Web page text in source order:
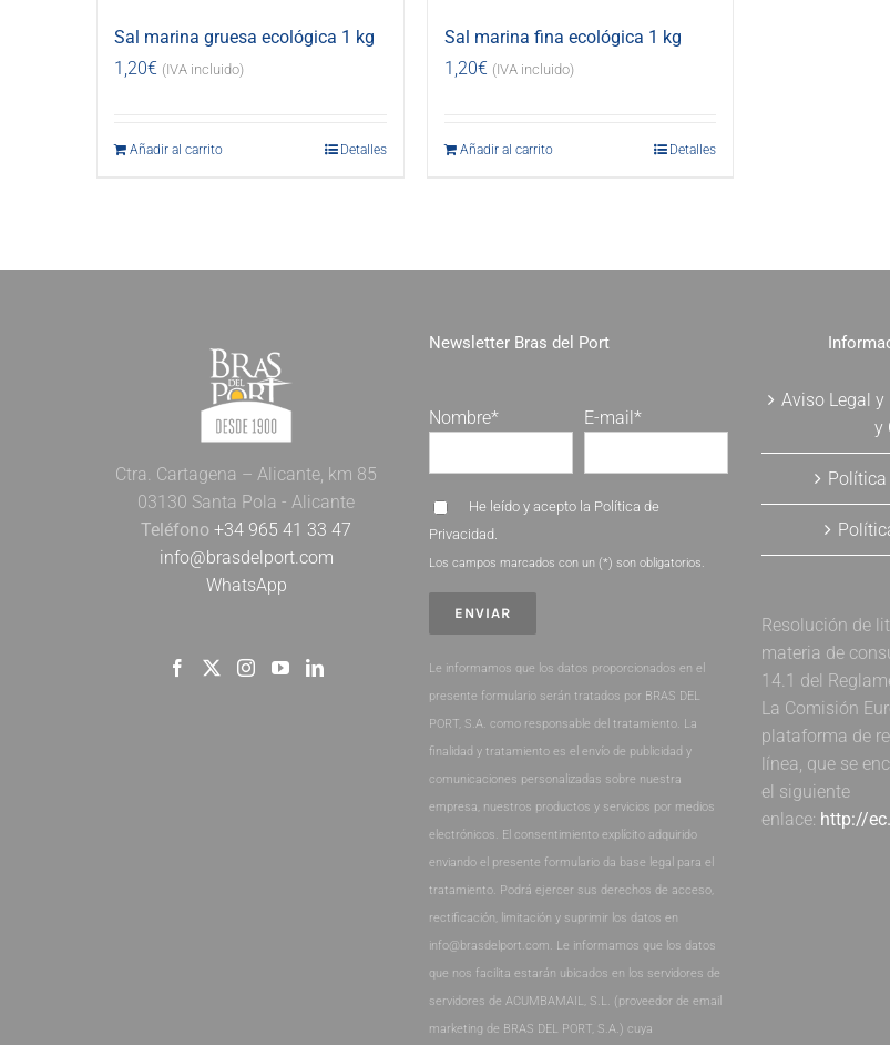
Sal marina gruesa ecológica 1 kg
1,20€ (IVA incluido)
Añadir al carrito Detalles
Sal marina fina ecológica 1 kg
1,20€ (IVA incluido)
Añadir al carrito Detalles
Ctra. Cartagena – Alicante, km 85
03130 Santa Pola - Alicante
Teléfono +34 965 41 33 47
info@brasdelport.com
WhatsApp
Newsletter Bras del Port
Nombre* E-mail*
He leído y acepto la Política de
Privacidad
Los campos marcados con un (*) son obligatorios.
Le informamos que los datos proporcionados en el
presente formulario serán tratados por BRAS DEL
PORT, S.A. como responsable del tratamiento. La
finalidad y tratamiento es el envío de publicidad y
comunicaciones personalizadas sobre nuestra
empresa, nuestros productos y servicios por medios
electrónicos. El consentimiento explícito adquirido
enviando el presente formulario da base legal para el
tratamiento. Podrá ejercer sus derechos de acceso,
rectificación, limitación y suprimir los datos en
info@brasdelport.com. Le informamos que los datos
que nos facilita estarán ubicados en los servidores de
servidores de ACUMBAMAIL, S.L. (proveedor de email
marketing de BRAS DEL PORT, S.A.) cuya
Aviso Legal y
y
Política
Resolución de
materia de
14.1 del
La Comisión
plataforma de
línea, que se
el siguiente
enlace: http://